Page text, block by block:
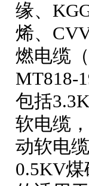
缘、
烯、
燃电缆
MT818-
包括
软电缆，
动软电
0.5KV煤